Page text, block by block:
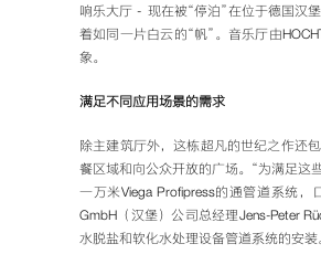
响乐大厅 - 现在被“停泊”在位于德国汉
着如同一片白云的“帆”。音乐厅由
象。
满足不同应用场景的需求
除主建筑厅外，这栋超凡的世纪之作还
餐区域和向公众开放的广场。“为满足这
一万米Viega Profipress的通管道系统
GmbH（汉堡）公司总经理Jens-Peter
水脱盐和软化水处理设备管道系统的安装